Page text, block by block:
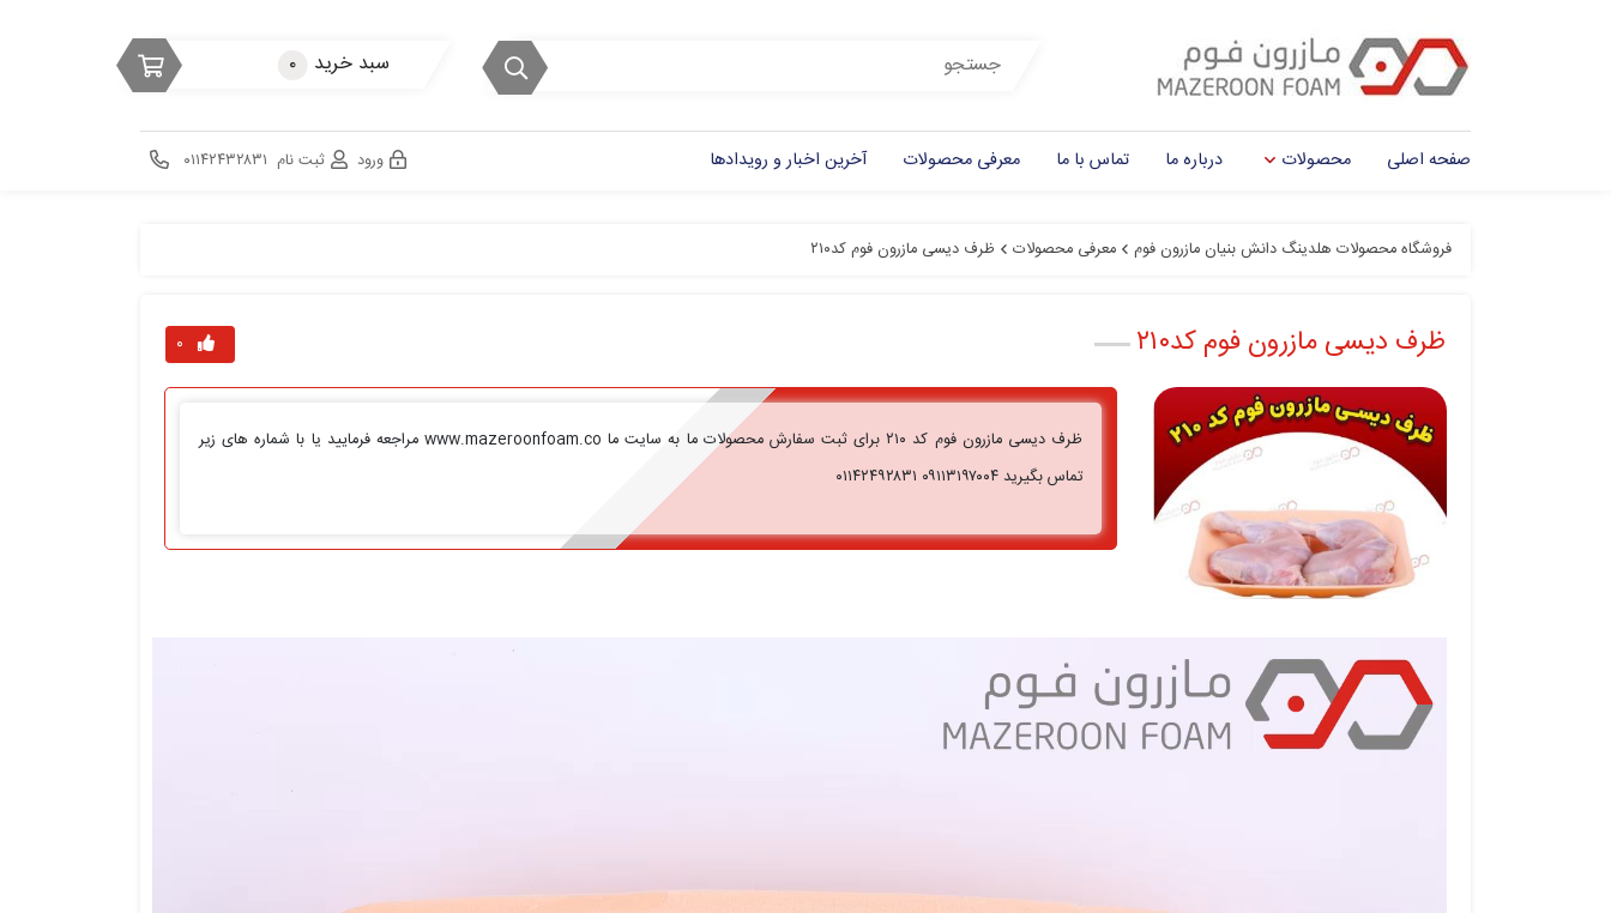
سبد خرید ۰
صفحه اصلی محصولات درباره ما تماس با ما معرفی محصولات آخرین اخبار و رویدادها ورود ثبت نام ۰۱۱۴۲۴۳۲۸۳۱
فروشگاه محصولات هلدینگ دانش بنیان مازرون فوم معرفی محصولات ظرف دیسی مازرون فوم کد۲۱۰
ظرف دیسی مازرون فوم کد۲۱۰
ظرف دیسی مازرون فوم کد ۲۱۰ برای ثبت سفارش محصولات ما به سایت ما www.mazeroonfoam.co مراجعه فرمایید یا با شماره های زیر
تماس بگیرید ۰۹۱۱۳۱۹۷۰۰۴ ۰۱۱۴۲۴۹۲۸۳۱